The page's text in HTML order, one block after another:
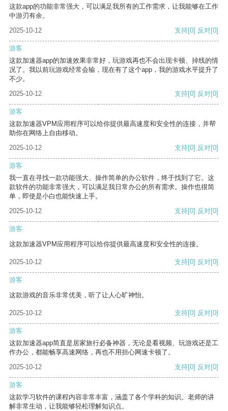
这款app的功能非常强大，可以满足我所有的工作需求，让我能够在工作
中游刃有余。
2025-10-12
支持[0] 反对[0]
游客
这款加速器app的加速效果非常好，玩游戏再也不会出现卡顿、掉线的情
况了。我以前玩游戏经常会输，现在有了这个app，我的游戏水平提升了
不少。
2025-10-12
支持[0] 反对[0]
游客
这款加速器VPM应用程序可以给你提供最高速度和安全性的连接，并帮
助你在网络上自由移动。
2025-10-12
支持[0] 反对[0]
游客
我一直在寻找一款功能强大、操作简单的办公软件，终于找到了它。这
款软件的功能非常强大，可以满足我日常办公的所有需求。操作也很简
单，即使是小白也能快速上手。
2025-10-12
支持[0] 反对[0]
游客
这款加速器VPM应用程序可以给你提供最高速度和安全性的连接。
2025-10-12 支持[0] 反对[0]
游客
这款游戏的音乐非常优美，听了让人心旷神怡。
2025-10-12 支持[0] 反对[0]
游客
这款加速器app简直是居家旅行必备神器，无论是看视频、玩游戏还是工
作办公，都能畅享高速网络，再也不用担心网速卡顿了。
2025-10-12
支持[0] 反对[0]
游客
这款学习软件的课程内容非常丰富，涵盖了各个学科的知识。老师的讲
解非常生动，让我能够轻松理解知识点。